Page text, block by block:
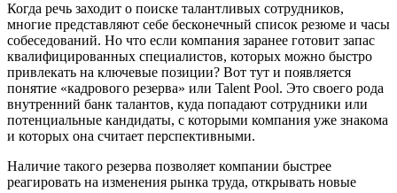
Когда речь заходит о поиске талантливых сотрудников,
многие представляют себе бесконечный список резюме и часы
собеседований. Но что если компания заранее готовит запас
квалифицированных специалистов, которых можно быстро
привлекать на ключевые позиции? Вот тут и появляется
понятие «кадрового резерва» или Talent Pool. Это своего рода
внутренний банк талантов, куда попадают сотрудники или
потенциальные кандидаты, с которыми компания уже знакома
и которых она считает перспективными.
Наличие такого резерва позволяет компании быстрее
реагировать на изменения рынка труда, открывать новые